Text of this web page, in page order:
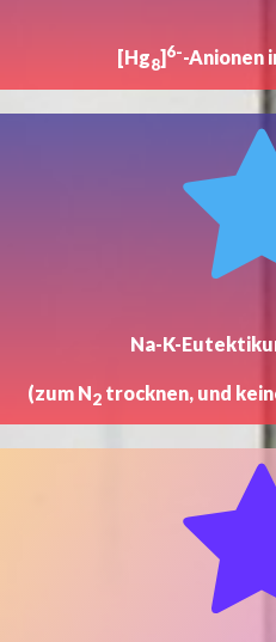
[Hg8] 6--Anionen
Na-K-
(zum N2 trocknen, und